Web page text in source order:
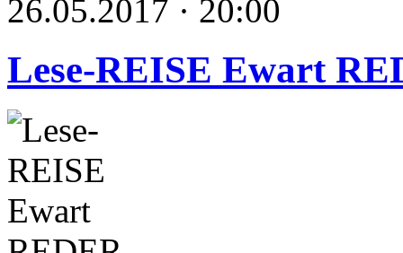
26.05.2017 · 20:00
Lese-REISE Ewart